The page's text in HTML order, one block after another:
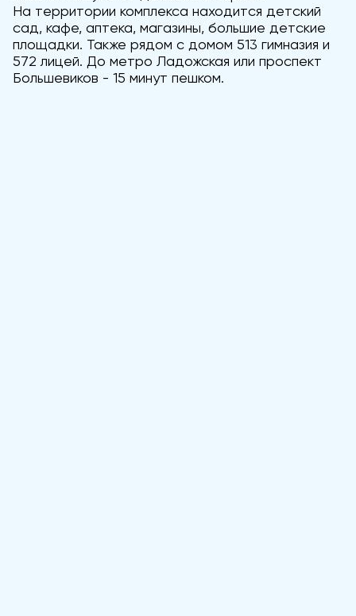
На территории комплекса находится детский
сад, кафе, аптека, магазины, большие детские
площадки. Также рядом с домом 513 гимназия и
572 лицей. До метро Ладожская или проспект
Большевиков - 15 минут пешком.